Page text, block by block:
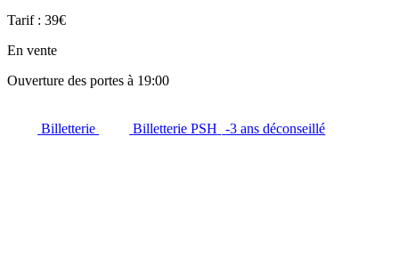
Tarif : 39€
En vente
Ouverture des portes à 19:00
Billetterie Billetterie PSH -3 ans déconseillé